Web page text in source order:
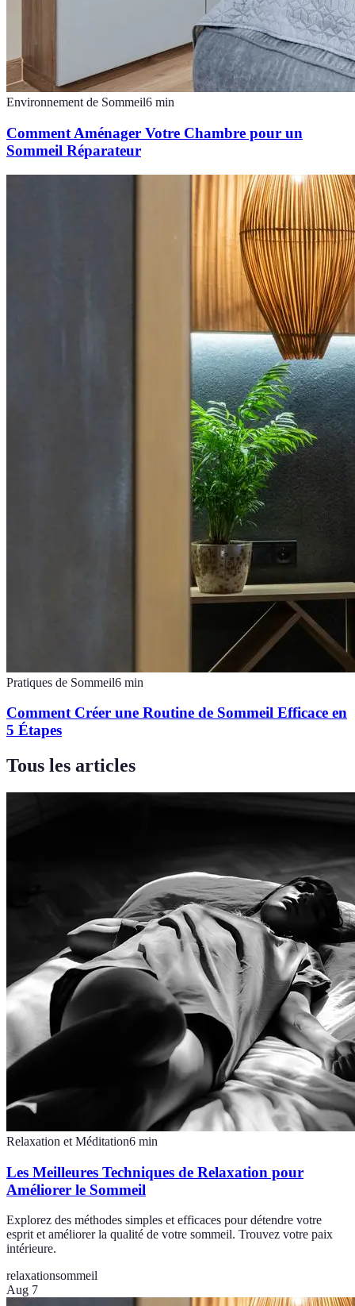
Environnement de Sommeil6 min
Comment Aménager Votre Chambre pour un
Sommeil Réparateur
Pratiques de Sommeil6 min
Comment Créer une Routine de Sommeil Efficace en
5 Étapes
Tous les articles
Relaxation et Méditation6 min
Les Meilleures Techniques de Relaxation pour
Améliorer le Sommeil
Explorez des méthodes simples et efficaces pour détendre votre
esprit et améliorer la qualité de votre sommeil. Trouvez votre paix
intérieure.
relaxationsommeil
Aug 7